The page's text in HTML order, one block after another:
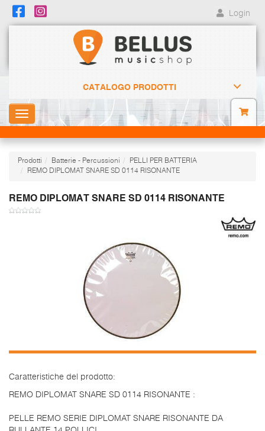
Login
CATALOGO PRODOTTI
Toggle
navigation
Prodotti Batterie - Percussioni
PELLI PER BATTERIA
REMO DIPLOMAT SNARE SD 0114 RISONANTE
REMO DIPLOMAT SNARE SD 0114 RISONANTE
Caratteristiche del prodotto:
REMO DIPLOMAT SNARE SD 0114 RISONANTE :
PELLE REMO SERIE DIPLOMAT SNARE RISONANTE DA